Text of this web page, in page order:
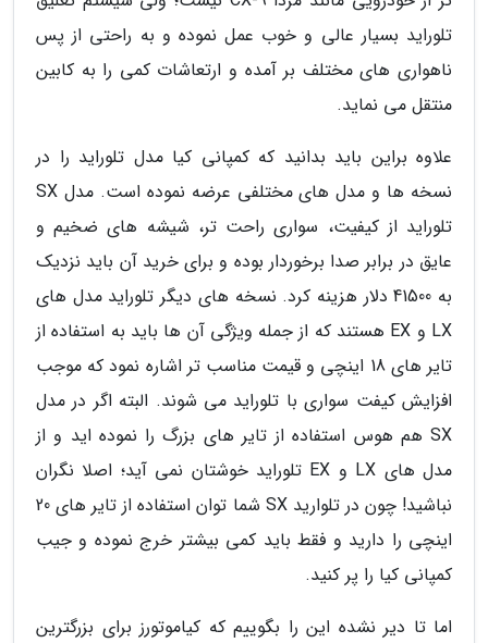
تلوراید بسیار عالی و خوب عمل نموده و به راحتی از پس
ناهواری های مختلف بر آمده و ارتعاشات کمی را به کابین
منتقل می نماید.
علاوه براین باید بدانید که کمپانی کیا مدل تلوراید را در
نسخه ها و مدل های مختلفی عرضه نموده است. مدل SX
تلوراید از کیفیت، سواری راحت تر، شیشه های ضخیم و
عایق در برابر صدا برخوردار بوده و برای خرید آن باید نزدیک
به 41500 دلار هزینه کرد. نسخه های دیگر تلوراید مدل های
LX و EX هستند که از جمله ویژگی آن ها باید به استفاده از
تایر های 18 اینچی و قیمت مناسب تر اشاره نمود که موجب
افزایش کیفت سواری با تلوراید می شوند. البته اگر در مدل
SX هم هوس استفاده از تایر های بزرگ را نموده اید و از
مدل های LX و EX تلوراید خوشتان نمی آید؛ اصلا نگران
نباشید! چون در تلوارید SX شما توان استفاده از تایر های 20
اینچی را دارید و فقط باید کمی بیشتر خرج نموده و جیب
کمپانی کیا را پر کنید.
اما تا دیر نشده این را بگوییم که کیاموتورز برای بزرگترین